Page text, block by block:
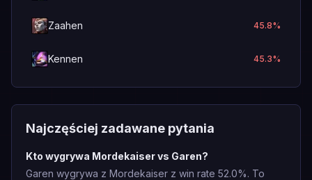
Zaahen 45.8%
Kennen 45.3%
Najczęściej zadawane pytania
Kto wygrywa Mordekaiser vs Garen?
Garen wygrywa z Mordekaiser z win rate 52.0%. To